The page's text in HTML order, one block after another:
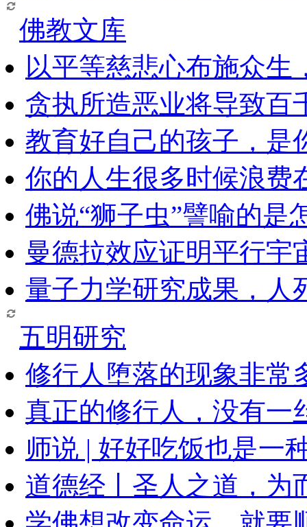
佛教文库
以平等慈悲心布施众生
贪执所造恶业将导致百
教育好自己的孩子，是
你的人生很多时候浪费
佛说“狮子虫”譬喻的是
曼德拉效应证明平行宇
量子力学研究成果，人
五明研究
修行人堕落的现象非常
真正的修行人，没有一
师说 | 好好吃饭也是一
道德经丨圣人之道，为